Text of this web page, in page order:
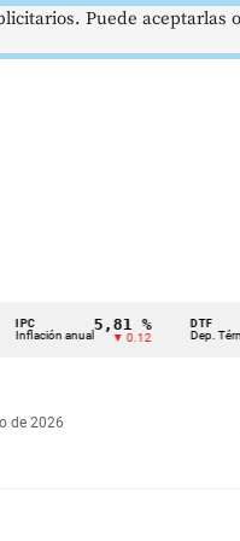
anual
5,81 %
▼ 0.12 Dep. Término
de 2026
Puede aceptarlas